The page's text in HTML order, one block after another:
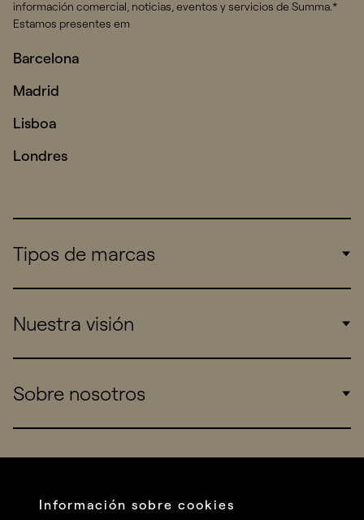
información comercial, noticias, eventos y servicios de Summa.*
Estamos presentes em
Barcelona
Madrid
Lisboa
Londres
Tipos de marcas
Consumers
Startups
Nuestra visión
Work
Sobre nosotros
TalentInformación sobre cookies